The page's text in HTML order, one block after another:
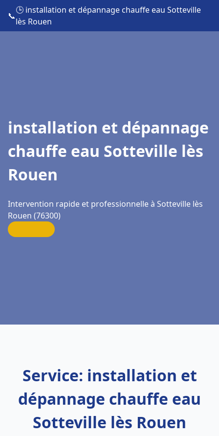
📞
🕒 installation et dépannage chauffe eau Sotteville
lès Rouen
installation et dépannage
chauffe eau Sotteville lès
Rouen
Intervention rapide et professionnelle à Sotteville lès
Rouen (76300)
Service: installation et
dépannage chauffe eau
Sotteville lès Rouen